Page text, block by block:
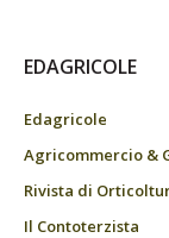
EDAGRICOLE
Edagricole
Agricommercio &
Rivista di
Il Contoterzista